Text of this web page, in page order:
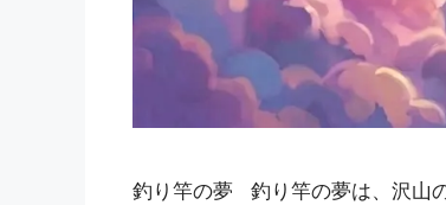
釣り竿の夢 釣り竿の夢は、沢山